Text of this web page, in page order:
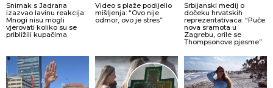
Snimak s Jadrana
izazvao lavinu reakcija:
Mnogi nisu mogli
vjerovati koliko su se
približili kupačima
Video s plaže podijelio
mišljenja: “Ovo nije
odmor, ovo je stres”
Srbijanski medij o
dočeku hrvatskih
reprezentativaca: “Puče
nova sramota u
Zagrebu, orile se
Thompsonove pjesme”